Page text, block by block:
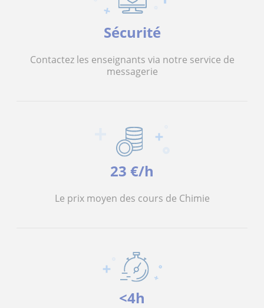
Sécurité
Contactez les enseignants via notre service de
messagerie
23 €/h
Le prix moyen des cours de Chimie
<4h